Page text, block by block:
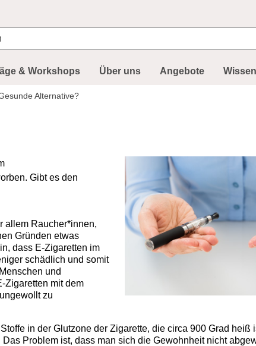
& Workshops Über uns Angebote
Alternative?
Gibt es den
allem Raucher*innen,
Gründen etwas
dass E-Zigaretten im
schädlich und somit
und
Zigaretten mit dem
zu
in der Glutzone der Zigarette, die circa 900 Grad heiß
Problem ist, dass man sich die Gewohnheit nicht